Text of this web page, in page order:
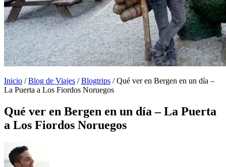
Inicio /Blog de Viajes /Blogtrips /Qué ver en Bergen en un día –
La Puerta a Los Fiordos Noruegos
Qué ver en Bergen en un día – La Puerta
a Los Fiordos Noruegos